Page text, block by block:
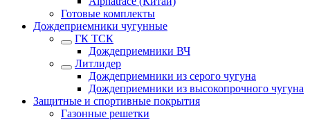
Готовые комплекты
Дождеприемники чугунные
ГК ТСК
Дождеприемники ВЧ
Литлидер
Дождеприемники из серого чугуна
Дождеприемники из высокопрочного чугуна
Защитные и спортивные покрытия
Газонные решетки